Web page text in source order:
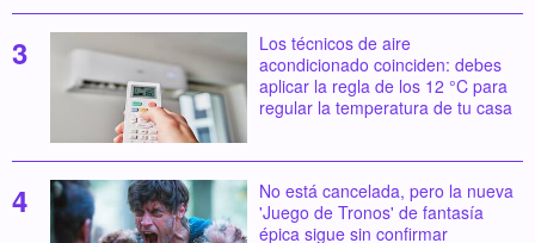
Los técnicos de aire
acondicionado coinciden: debes
aplicar la regla de los 12 °C para
regular la temperatura de tu casa
No está cancelada, pero la nueva
'Juego de Tronos' de fantasía
épica sigue sin confirmar